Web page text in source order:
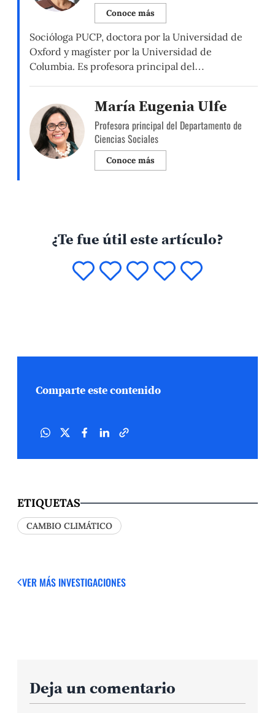
Conoce más
Socióloga PUCP, doctora por la Universidad de
Oxford y magíster por la Universidad de
Columbia. Es profesora principal del
desempeña como directora del Doctorado en
Sociología y como investigadora del Grupo de
Investigación en Estado y Sociedad (GIES).
Especialista en sociología política y […]
María Eugenia Ulfe
Profesora principal del Departamento de
Ciencias Sociales
Conoce más
¿Te fue útil este artículo?
Comparte este contenido
ETIQUETAS
CAMBIO CLIMÁTICO
VER MÁS INVESTIGACIONES
Deja un comentario